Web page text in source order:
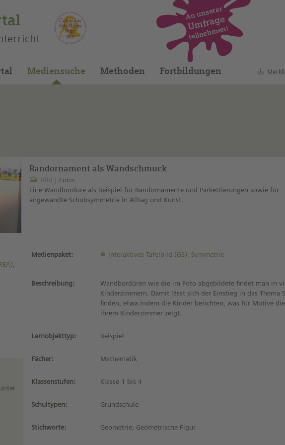
Mediensuche Methoden Fortbildungen
An unserer
Umfrage
teilnehmen!
Bandornament als Wandschmuck
Bild
Foto:
Eine Wandbordüre als Beispiel für Bandornamente und Parkettierungen sowie für
angewandte Schubsymmetrie in Alltag und Kunst.
Medienpaket: Interaktives Tafelbild (GS): Symmetrie
Beschreibung:
Wandbordüren wie die im Foto abgebildete findet man in
Kinderzimmern. Damit lässt sich der Einstieg in das Thema
finden, etwa indem die Kinder berichten, was für Motive
ihrem Kinderzimmer zeigt.
Lernobjekttyp: Beispiel
Fächer: Mathematik
Klassenstufen: Klasse 1 bis 4
Schultypen: Grundschule
Stichworte: Geometrie; Geometrische Figur
Dieses Medium finden Sie auf unserem spanischen